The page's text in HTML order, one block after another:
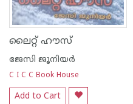
ലൈറ്റ്‌ ഹൗസ്‌
ജേസി ജൂനിയര്‍
C I C C Book House
Add to Cart